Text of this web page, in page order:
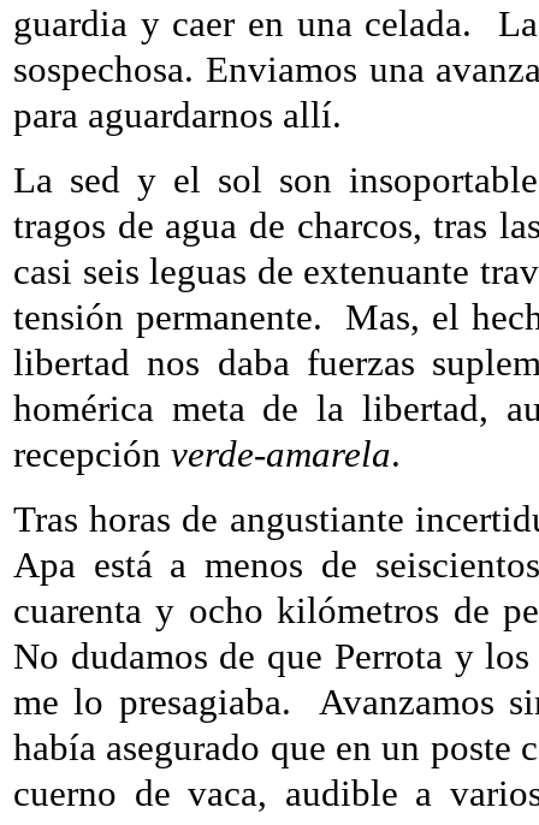
guardia y caer en una celada.
sospechosa. Enviamos una
para aguardarnos allí.
La sed y el sol son
tragos de agua de charcos, tras
casi seis leguas de extenuante
tensión permanente.
Mas, el
libertad nos daba fuerzas
homérica meta de la libertad,
recepción verde-amarela.
Tras horas de angustiante
Apa está a menos de
cuarenta y ocho kilómetros de
No dudamos de que Perrota y
me lo presagiaba.
Avanzamos
había asegurado que en un poste
cuerno de vaca, audible a